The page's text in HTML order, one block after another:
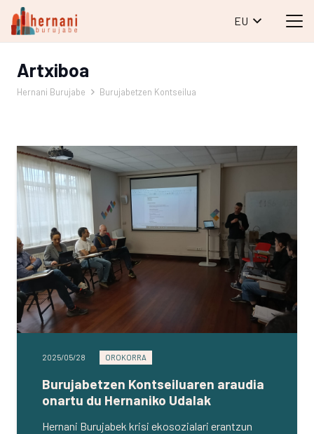
EU
Artxiboa
Hernani Burujabe Burujabetzen Kontseilua
2025/05/28 OROKORRA
Burujabetzen Kontseiluaren araudia
onartu du Hernaniko Udalak
Hernani Burujabek krisi ekosozialari erantzun